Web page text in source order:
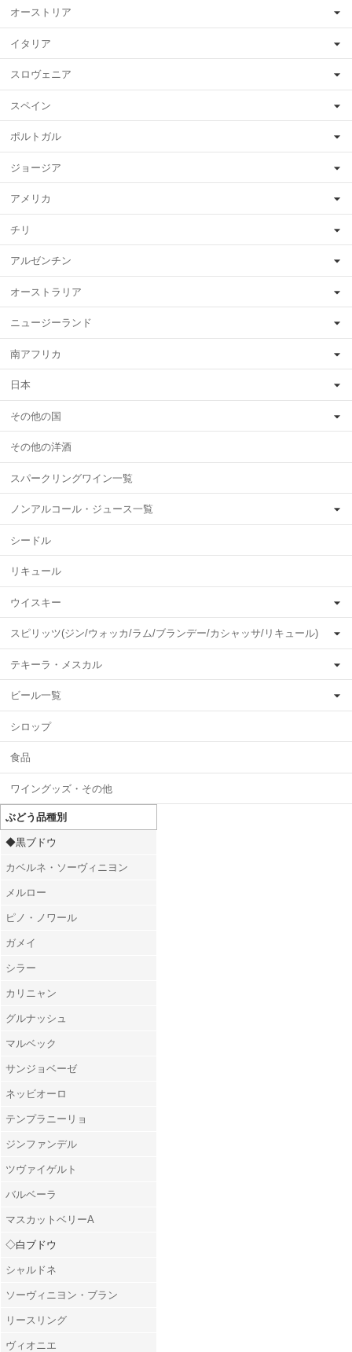
オーストリア
イタリア
スロヴェニア
スペイン
ポルトガル
ジョージア
アメリカ
チリ
アルゼンチン
オーストラリア
ニュージーランド
南アフリカ
日本
その他の国
その他の洋酒
スパークリングワイン一覧
ノンアルコール・ジュース一覧
シードル
リキュール
ウイスキー
スピリッツ(ジン/ウォッカ/ラム/ブランデー/カシャッサ/リキュール)
テキーラ・メスカル
ビール一覧
シロップ
食品
ワイングッズ・その他
ぶどう品種別
◆黒ブドウ
カベルネ・ソーヴィニヨン
メルロー
ピノ・ノワール
ガメイ
シラー
カリニャン
グルナッシュ
マルベック
サンジョベーゼ
ネッビオーロ
テンプラニーリョ
ジンファンデル
ツヴァイゲルト
バルベーラ
マスカットベリーA
◇白ブドウ
シャルドネ
ソーヴィニヨン・ブラン
リースリング
ヴィオニエ